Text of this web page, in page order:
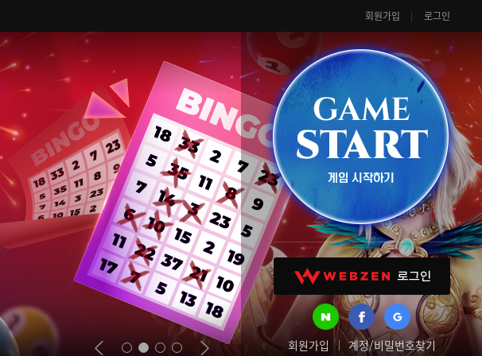
회원가입 로그인
회원가입 계정/비밀번호찾기